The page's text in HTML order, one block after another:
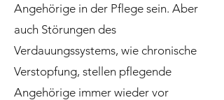
Angehörige in der Pflege sein. Aber
auch Störungen des
Verdauungssystems, wie chronische
Verstopfung, stellen pflegende
Angehörige immer wieder vor